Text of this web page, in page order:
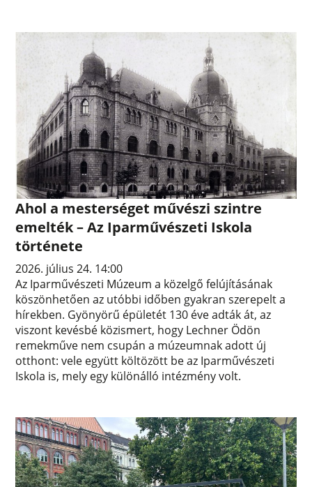
Ahol a mesterséget művészi szintre
emelték – Az Iparművészeti Iskola
története
2026. július 24. 14:00
Az Iparművészeti Múzeum a közelgő felújításának
köszönhetően az utóbbi időben gyakran szerepelt a
hírekben. Gyönyörű épületét 130 éve adták át, az
viszont kevésbé közismert, hogy Lechner Ödön
remekműve nem csupán a múzeumnak adott új
otthont: vele együtt költözött be az Iparművészeti
Iskola is, mely egy különálló intézmény volt.